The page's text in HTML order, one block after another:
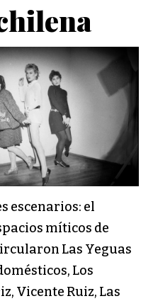
escenarios: el
míticos de
‬Las Yeguas
Los
Vicente Ruiz, Las